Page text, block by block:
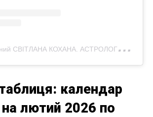
Д
опис, поширений СВІТЛАНА КОХАНА. АСТРОЛОГИНЯ (@svitlana_kokhana_official)
календар
лютий 2026 по